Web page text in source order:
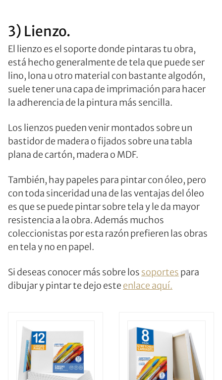
3) Lienzo.
El lienzo es el soporte donde pintaras tu obra,
está hecho generalmente de tela que puede ser
lino, lona u otro material con bastante algodón,
suele tener una capa de imprimación para hacer
la adherencia de la pintura más sencilla.
Los lienzos pueden venir montados sobre un
bastidor de madera o fijados sobre una tabla
plana de cartón, madera o MDF.
También, hay papeles para pintar con óleo, pero
con toda sinceridad una de las ventajas del óleo
es que se puede pintar sobre tela y le da mayor
resistencia a la obra. Además muchos
coleccionistas por esta razón prefieren las obras
en tela y no en papel.
Si deseas conocer más sobre los soportes para
dibujar y pintar te dejo este enlace aquí.